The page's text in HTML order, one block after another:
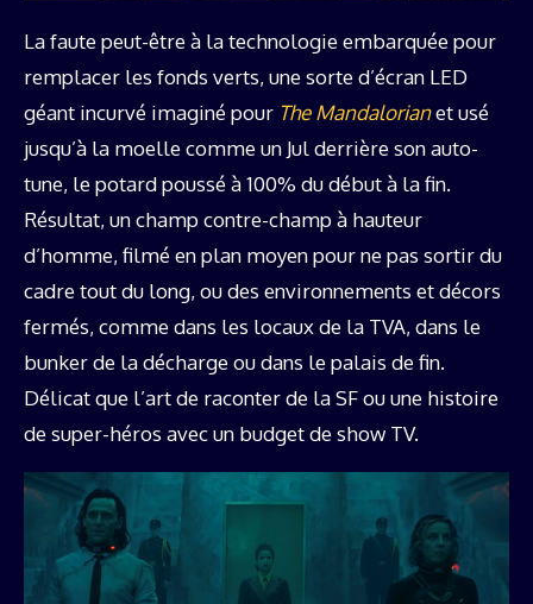
La faute peut-être à la technologie embarquée pour
remplacer les fonds verts, une sorte d’écran LED
géant incurvé imaginé pour The Mandalorianet usé
jusqu’à la moelle comme un Jul derrière son auto-
tune, le potard poussé à 100% du début à la fin.
Résultat, un champ contre-champ à hauteur
d’homme, filmé en plan moyen pour ne pas sortir du
cadre tout du long, ou des environnements et décors
fermés, comme dans les locaux de la TVA, dans le
bunker de la décharge ou dans le palais de fin.
Délicat que l’art de raconter de la SF ou une histoire
de super-héros avec un budget de show TV.